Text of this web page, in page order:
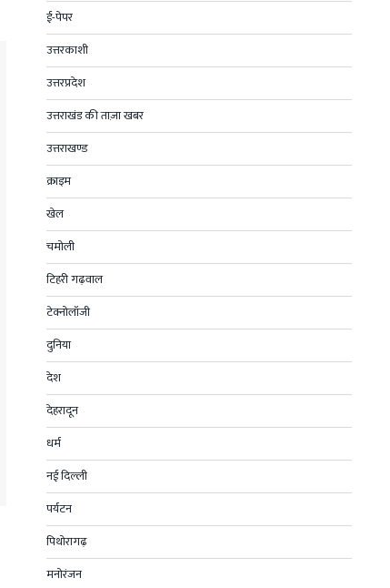
ई-पेपर
उत्तरकाशी
उत्तरप्रदेश
उत्तराखंड की ताज़ा खबर
उत्तराखण्ड
क्राइम
खेल
चमोली
टिहरी गढ़वाल
टेक्नोलॉजी
दुनिया
देश
देहरादून
धर्म
नई दिल्ली
पर्यटन
पिथोरागढ़
मनोरंजन